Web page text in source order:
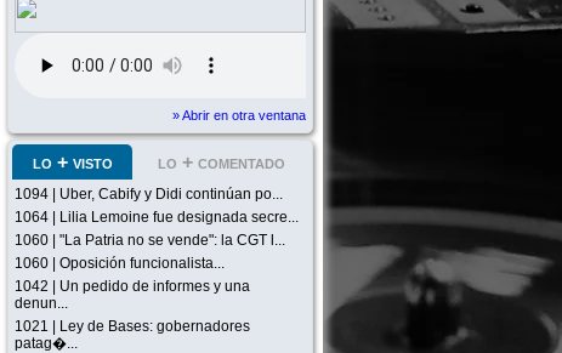
» Abrir en otra ventana
lo + visto lo + comentado
1094 | Uber, Cabify y Didi continúan po...
1064 | Lilia Lemoine fue designada secre...
1060 | "La Patria no se vende": la CGT l...
1060 | Oposición funcionalista...
1042 | Un pedido de informes y una
denun...
1021 | Ley de Bases: gobernadores
patag�...